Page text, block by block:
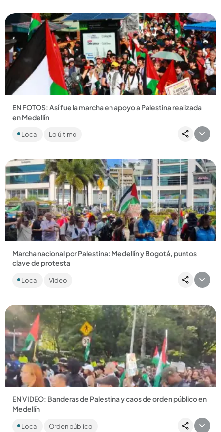
Compartir Noticia
EN FOTOS: Así fue la marcha en apoyo a Palestina realizada
en Medellín
movilización participaron cerca de 200 personas...
Local Lo último
Compartir Noticia
Marcha nacional por Palestina: Medellín y Bogotá, puntos
clave de protesta
Colombia se une a la jornada global de marchas a favor de
Palestina. Medellín y Bogotá en alerta ante el desarrollo de
Local Video
Compartir Noticia
EN VIDEO: Banderas de Palestina y caos de orden público en
Medellín
lanzaron pintura roja, hubo agresiones y colapsaron la
Local Orden público